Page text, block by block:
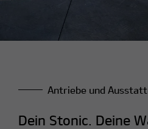
Antriebe und
Dein Stonic. Deine